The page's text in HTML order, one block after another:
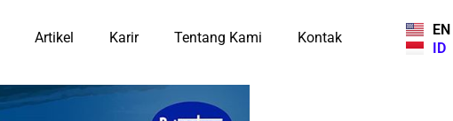
Artikel Karir Tentang Kami Kontak
EN
ID